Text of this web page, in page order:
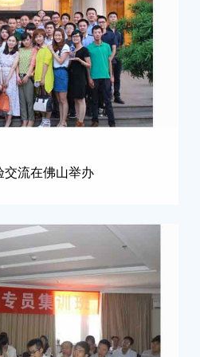
交流在佛山举办